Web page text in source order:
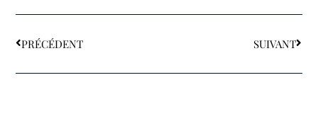
PRÉCÉDENT SUIVANT